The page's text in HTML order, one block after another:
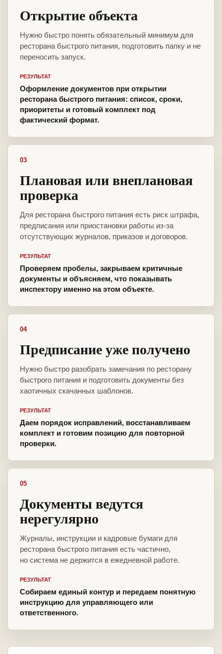
Открытие объекта
Нужно быстро понять обязательный минимум для
ресторана быстрого питания, подготовить папку и не
переносить запуск.
РЕЗУЛЬТАТ
Оформление документов при открытии
ресторана быстрого питания: список, сроки,
приоритеты и готовый комплект под
фактический формат.
03
Плановая или внеплановая
проверка
Для ресторана быстрого питания есть риск штрафа,
предписания или приостановки работы из-за
отсутствующих журналов, приказов и договоров.
РЕЗУЛЬТАТ
Проверяем пробелы, закрываем критичные
документы и объясняем, что показывать
инспектору именно на этом объекте.
04
Предписание уже получено
Нужно быстро разобрать замечания по ресторану
быстрого питания и подготовить документы без
хаотичных скачанных шаблонов.
РЕЗУЛЬТАТ
Даем порядок исправлений, восстанавливаем
комплект и готовим позицию для повторной
проверки.
05
Документы ведутся
нерегулярно
Журналы, инструкции и кадровые бумаги для
ресторана быстрого питания есть частично,
но система не держится в ежедневной работе.
РЕЗУЛЬТАТ
Собираем единый контур и передаем понятную
инструкцию для управляющего или
ответственного.